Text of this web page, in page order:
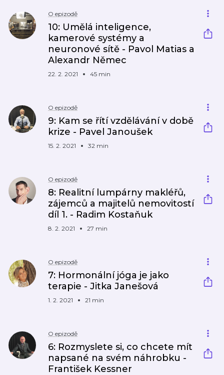
O epizodě
10: Umělá inteligence,
kamerové systémy a
neuronové sítě - Pavol Matias a
Alexandr Němec
22. 2. 2021 45 min
O epizodě
9: Kam se řítí vzdělávání v době
krize - Pavel Janoušek
15. 2. 2021 32 min
O epizodě
8: Realitní lumpárny makléřů,
zájemců a majitelů nemovitostí
díl 1. - Radim Kostaňuk
8. 2. 2021 27 min
O epizodě
7: Hormonální jóga je jako
terapie - Jitka Janešová
1. 2. 2021 21 min
O epizodě
6: Rozmyslete si, co chcete mít
napsané na svém náhrobku -
František Kessner